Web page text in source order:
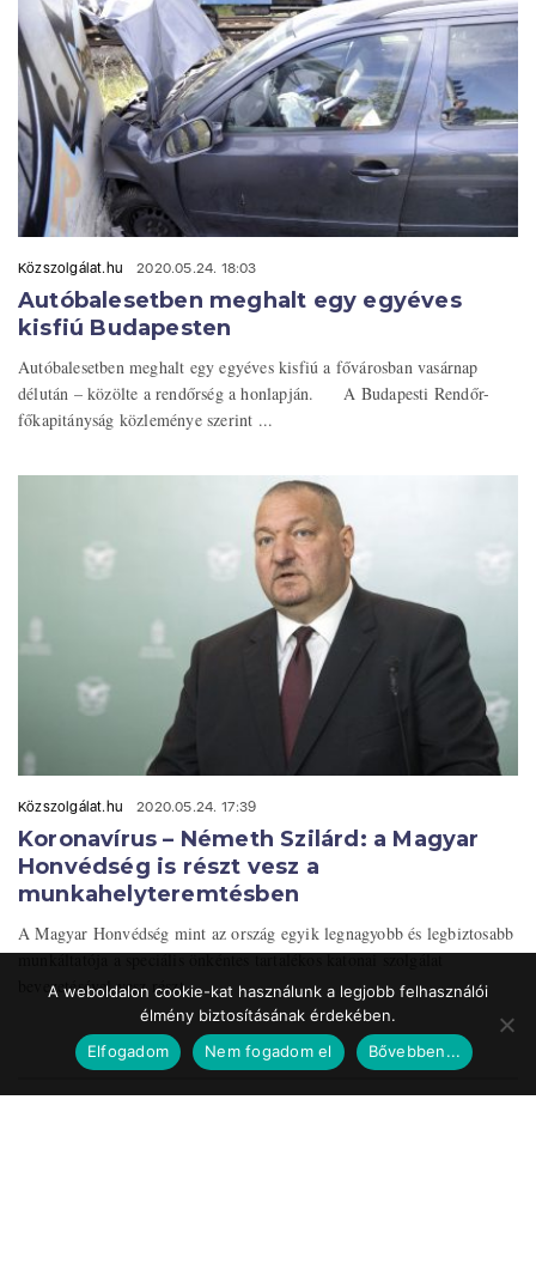
Közszolgálat.hu 2020.05.24. 18:03
Autóbalesetben meghalt egy egyéves
kisfiú Budapesten
Autóbalesetben meghalt egy egyéves kisfiú a fővárosban vasárnap
délután – közölte a rendőrség a honlapján. A Budapesti Rendőr-
főkapitányság közleménye szerint ...
Közszolgálat.hu 2020.05.24. 17:39
Koronavírus – Németh Szilárd: a Magyar
Honvédség is részt vesz a
munkahelyteremtésben
A Magyar Honvédség mint az ország egyik legnagyobb és legbiztosabb
munkáltatója a speciális önkéntes tartalékos katonai szolgálat
bevezetésével vesz részt ...
A weboldalon cookie-kat használunk a legjobb felhasználói
élmény biztosításának érdekében.
Elfogadom
Nem fogadom el Bővebben...